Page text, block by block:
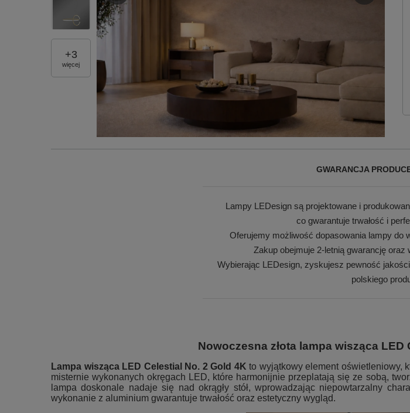
+3
więcej
GWARANCJA
Lampy LEDesign są projektowane i
co gwarantuje trwałość i
Oferujemy możliwość dopasowania lampy do
Zakup obejmuje 2-letnią gwarancję
Wybierając LEDesign, zyskujesz pewność
polskiego
Nowoczesna złota lampa wisząca
Lampa wisząca LED Celestial No. 2 Gold 4K to wyjątkowy element oświetleniowy,
misternie wykonanych okręgach LED, które harmonijnie przeplatają się ze sobą,
lampa doskonale nadaje się nad okrągły stół, wprowadzając niepowtarzalny
wykonanie z aluminium gwarantuje trwałość oraz estetyczny wygląd.